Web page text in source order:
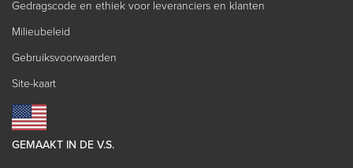
Gedragscode en ethiek voor leveranciers en klanten
Milieubeleid
Gebruiksvoorwaarden
Site-kaart
GEMAAKT IN DE V.S.